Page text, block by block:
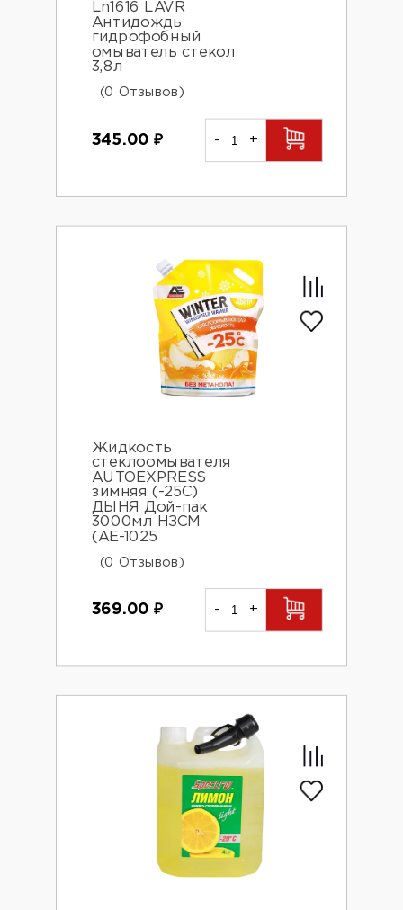
Ln1616 LAVR
Антидождь
гидрофобный
омыватель стекол
3,8л
(0 Отзывов)
345.00 ₽ - +
Жидкость
стеклоомывателя
AUTOEXPRESS
зимняя (-25С)
ДЫНЯ Дой-пак
3000мл НЗСМ
(AE-1025
(0 Отзывов)
369.00 ₽ - +